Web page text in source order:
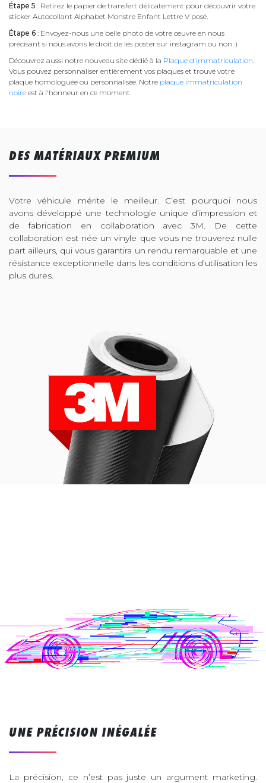
Étape 5 : Retirez le papier de transfert délicatement pour découvrir votre
sticker Autocollant Alphabet Monstre Enfant Lettre V posé.
Étape 6 : Envoyez-nous une belle photo de votre œuvre en nous
précisant si nous avons le droit de les poster sur instagram ou non :)
Découvrez aussi notre nouveau site dédié à la Plaque d'immatriculation
Vous pouvez personnaliser entièrement vos plaques et trouvé votre
plaque homologuée ou personnalisée. Notre plaque immatriculation
noire est à l'honneur en ce moment.
DES MATÉRIAUX PREMIUM
Votre véhicule mérite le meilleur. C’est pourquoi nous
avons développé une technologie unique d’impression et
de fabrication en collaboration avec 3M. De cette
collaboration est née un vinyle que vous ne trouverez nulle
part ailleurs, qui vous garantira un rendu remarquable et une
résistance exceptionnelle dans les conditions d’utilisation les
plus dures.
UNE PRÉCISION INÉGALÉE
La précision, ce n’est pas juste un argument marketing.